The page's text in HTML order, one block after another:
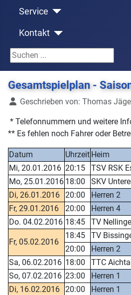
Service
Kontakt
Suchen ...
Gesamtspielplan -
DetailsGeschrieben von: Thomas
* Telefonnummern und weitere
** Es fehlen noch Fahrer oder
Datum Uhrzeit Heim
Mi, 20.01.2016 20:15 TSV RSK
Mo, 25.01.2016 18:00 SKV
Di, 26.01.2016 20:00 Herren 2
Fr, 29.01.2016
20:00 Herren 4
Do. 04.02.2016 18:45 TV
Fr, 05.02.2016
18:45 TV
20:00
Herren 2
Sa, 06.02.2016 18:00 TTC
So, 07.02.2016 23:00 Herren 1
Di, 16.02.2016 20:00 Herren 1